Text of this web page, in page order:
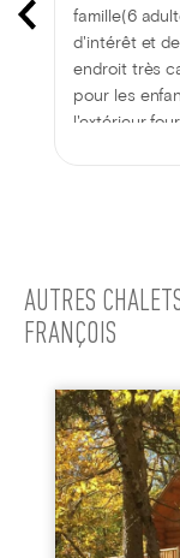
famille(6
d'intérêt et
endroit très
pour les
l'extérieur
AUTRES
FRANÇOIS